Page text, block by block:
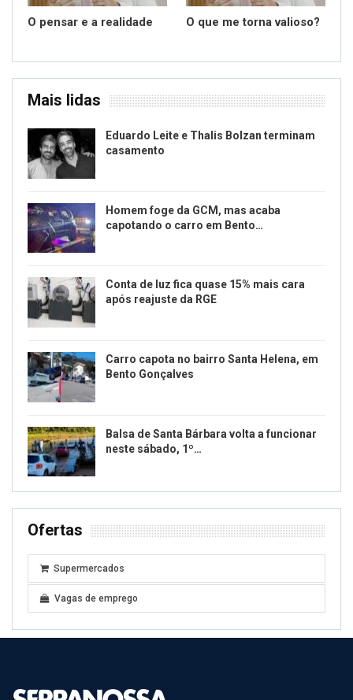
O pensar e a realidade O que me torna valioso?
Mais lidas
Eduardo Leite e Thalis Bolzan terminam
casamento
Homem foge da GCM, mas acaba
capotando o carro em Bento…
Conta de luz fica quase 15% mais cara
após reajuste da RGE
Carro capota no bairro Santa Helena, em
Bento Gonçalves
Balsa de Santa Bárbara volta a funcionar
neste sábado, 1º…
Ofertas
Supermercados
Vagas de emprego